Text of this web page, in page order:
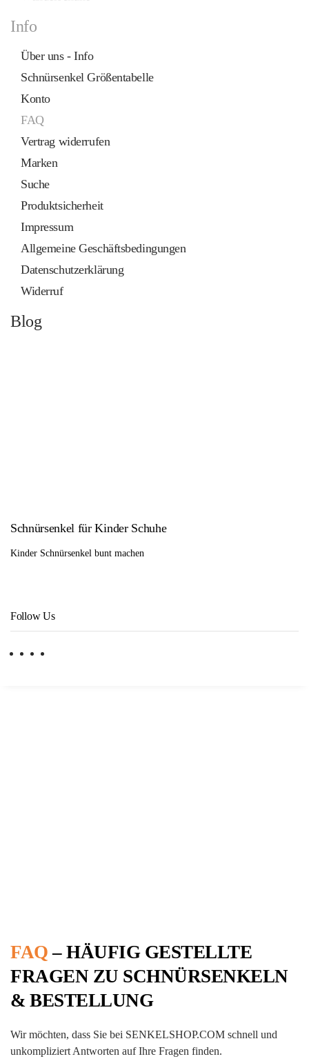
Info
Über uns - Info
Schnürsenkel Größentabelle
Konto
FAQ
Vertrag widerrufen
Marken
Suche
Produktsicherheit
Impressum
Allgemeine Geschäftsbedingungen
Datenschutzerklärung
Widerruf
Blog
Schnürsenkel für Kinder Schuhe
Kinder Schnürsenkel bunt machen
Follow Us
FAQ – HÄUFIG GESTELLTE
FRAGEN ZU SCHNÜRSENKELN
& BESTELLUNG
Wir möchten, dass Sie bei SENKELSHOP.COM schnell und
unkompliziert Antworten auf Ihre Fragen finden.